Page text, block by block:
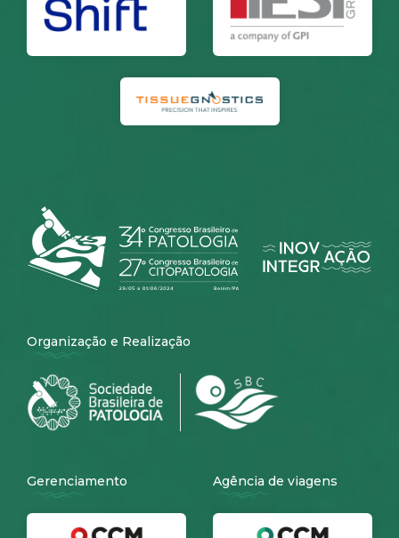
Organização e Realização
Gerenciamento Agência de viagens